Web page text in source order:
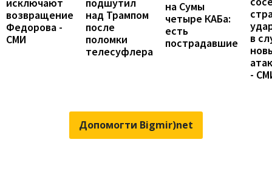
возвращение
Федорова -
СМИ
над Трампом
после
поломки
телесуфлера
на Сумы
четыре КАБа:
есть
пострадавшие
в
-
Допомогти Bigmir)net